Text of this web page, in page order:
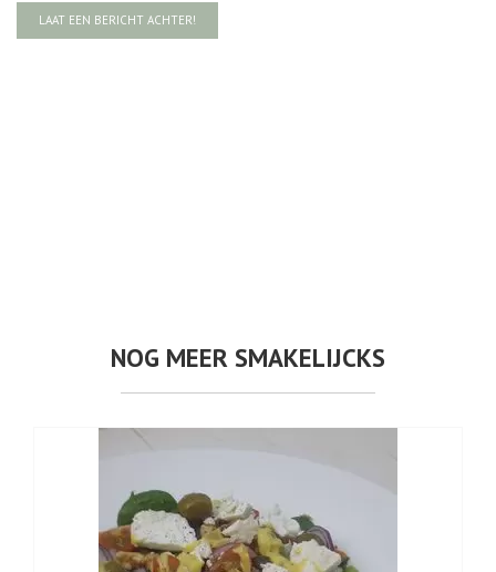
LAAT EEN BERICHT ACHTER!
NOG MEER SMAKELIJCKS